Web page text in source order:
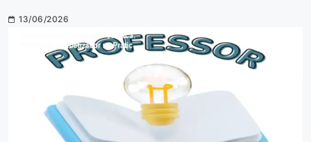
13/06/2026